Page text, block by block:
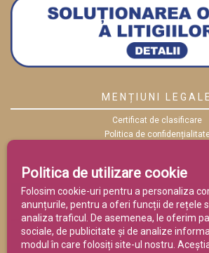
MENȚIUNI LEGALE
Certificat de clasificare
Politica de
Termeni și condiții
Politica de utilizare cookie
Folosim cookie-uri pentru a personaliza
anunțurile, pentru a oferi funcții de rețele
analiza traficul. De asemenea, le oferim
sociale, de publicitate și de analize
modul în care folosiți site-ul nostru.